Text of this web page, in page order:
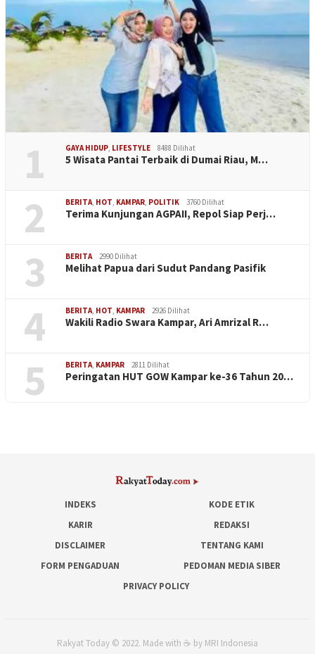
1 GAYA HIDUP, LIFESTYLE 8488 Dilihat
5 Wisata Pantai Terbaik di Dumai Riau, M…
2 BERITA, HOT, KAMPAR, POLITIK 3760 Dilihat
Terima Kunjungan AGPAII, Repol Siap Perj…
3 BERITA 2990 Dilihat
Melihat Papua dari Sudut Pandang Pasifik
4 BERITA, HOT, KAMPAR 2926 Dilihat
Wakili Radio Swara Kampar, Ari Amrizal R…
5 BERITA, KAMPAR 2811 Dilihat
Peringatan HUT GOW Kampar ke-36 Tahun 20…
INDEKS
KODE ETIK
KARIR
REDAKSI
DISCLAIMER
TENTANG KAMI
FORM PENGADUAN
PEDOMAN MEDIA SIBER
PRIVACY POLICY
Rakyat Today © 2022. Made with ☕ by MRI Indonesia